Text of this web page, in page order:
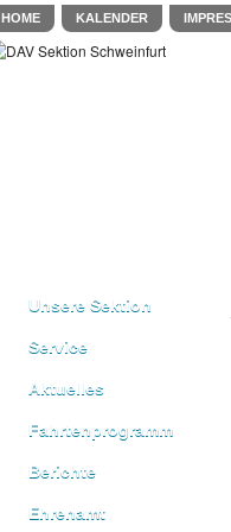
HOME KALENDER
Unsere Sektion
Service
Aktuelles
Fahrtenprogramm
Berichte
Ehrenamt